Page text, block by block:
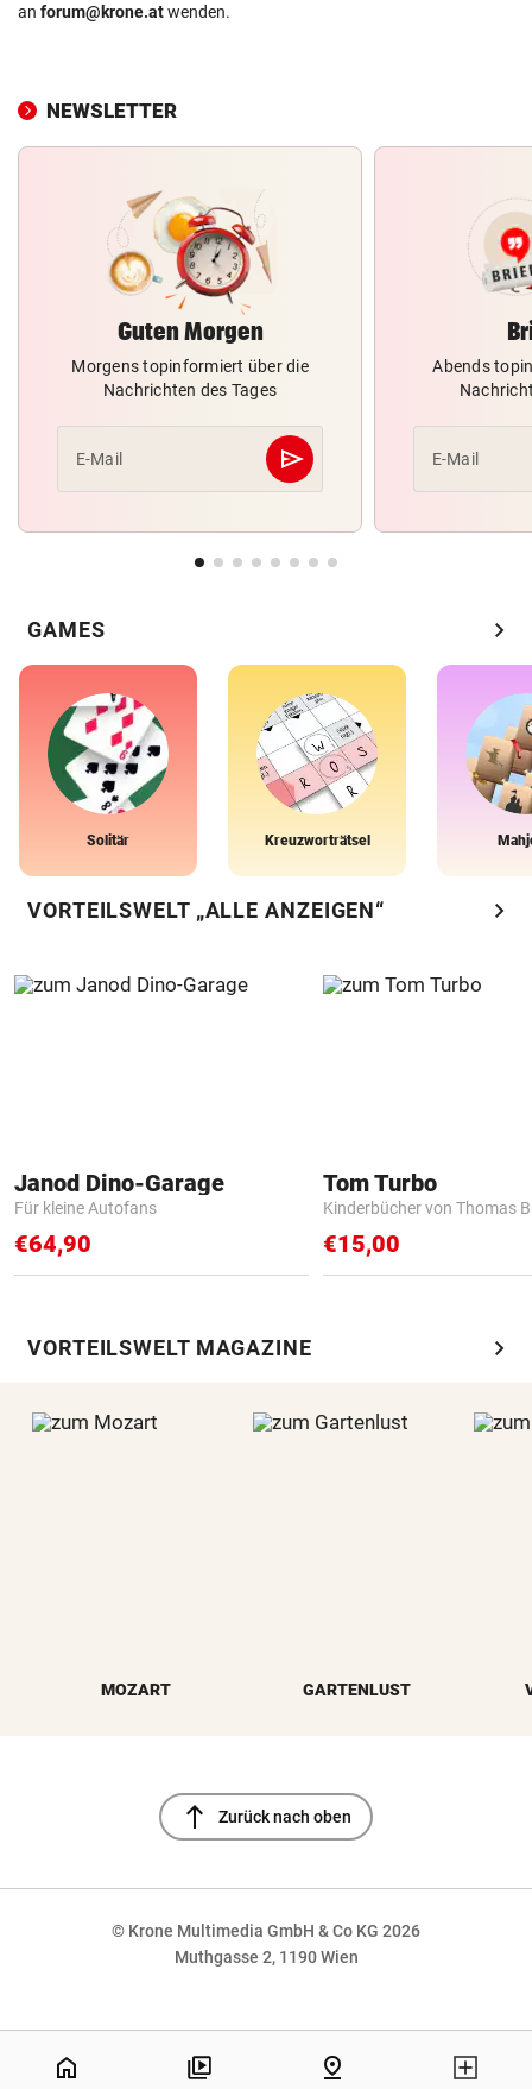
an forum@krone.atwenden.
NEWSLETTER
Guten Morgen
Morgens topinformiert über die
Nachrichten des Tages
E-Mail send
Abschicken
Abends
E-Mail
GAMES chevron_right
Solitär Kreuzworträtsel
VORTEILSWELT „ALLE ANZEIGEN“ chevron_right
Janod Dino-Garage
Für kleine Autofans
€64,90
Tom Turbo
Kinderbücher von Thomas
€15,00
VORTEILSWELT MAGAZINE chevron_right
MOZART GARTENLUST
north Zurück nach oben
© Krone Multimedia GmbH & Co KG 2026
Muthgasse 2, 1190 Wien
home pin_drop
NaN%